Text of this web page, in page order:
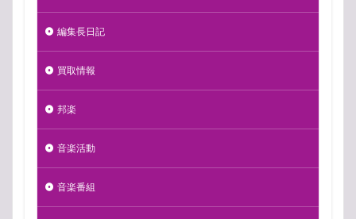
編集長日記
買取情報
邦楽
音楽活動
音楽番組